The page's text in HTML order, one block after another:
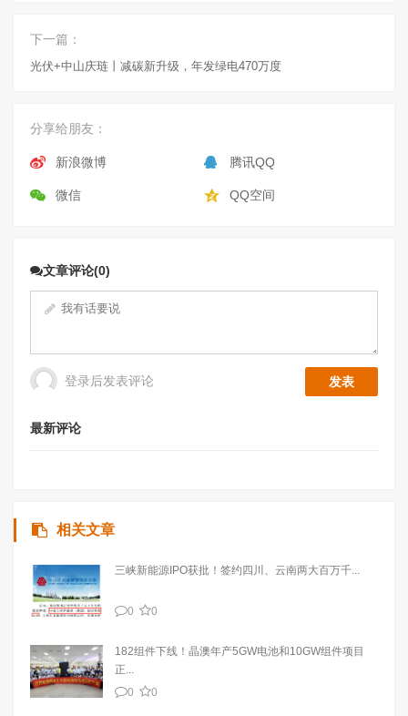
下一篇：
光伏+中山庆琏丨减碳新升级，年发绿电470万度
分享给朋友：
新浪微博 腾讯QQ
微信 QQ空间
文章评论(0)
登录后发表评论
最新评论
相关文章
三峡新能源IPO获批！签约四川、云南两大百万千...
0 0
182组件下线！晶澳年产5GW电池和10GW组件项目
正...
0
0